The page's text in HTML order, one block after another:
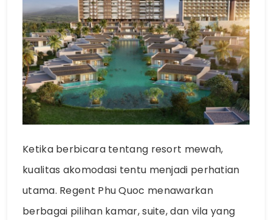
Ketika berbicara tentang resort mewah,
kualitas akomodasi tentu menjadi perhatian
utama. Regent Phu Quoc menawarkan
berbagai pilihan kamar, suite, dan vila yang